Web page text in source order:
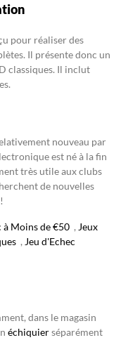
pour réaliser des
Il présente donc un
classiques. Il inclut
nouveau par
est né à la fin
très utile aux clubs
de nouvelles
à Moins de €50 , Jeux
, Jeu d'Echec
dans le magasin
échiquierséparément